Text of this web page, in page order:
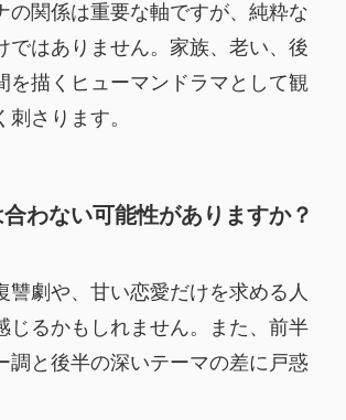
の関係は重要な軸ですが、純粋な
ではありません。家族、老い、後
を描くヒューマンドラマとして観
さります。
わない可能性がありますか？
讐劇や、甘い恋愛だけを求める人
じるかもしれません。また、前半
調と後半の深いテーマの差に戸惑